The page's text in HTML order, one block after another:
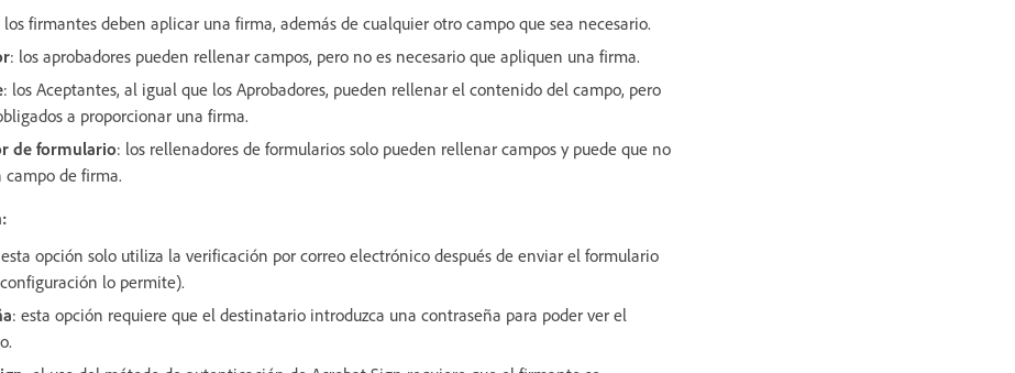
los firmantes deben aplicar una firma, además de cualquier otro campo que sea necesario.
: los aprobadores pueden rellenar campos, pero no es necesario que apliquen una firma.
: los Aceptantes, al igual que los Aprobadores, pueden rellenar el contenido del campo, pero
a proporcionar una firma.
de formulario: los rellenadores de formularios solo pueden rellenar campos y puede que no
de firma.
opción solo utiliza la verificación por correo electrónico después de enviar el formulario
lo permite).
: esta opción requiere que el destinatario introduzca una contraseña para poder ver el